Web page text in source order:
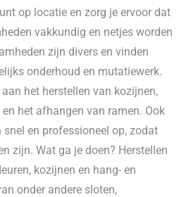
op locatie en zorg je ervoor dat
vakkundig en netjes worden
zijn divers en vinden
onderhoud en mutatiewerk.
het herstellen van kozijnen,
het afhangen van ramen. Ook
en professioneel op, zodat
zijn. Wat ga je doen? Herstellen
kozijnen en hang- en
onder andere sloten,